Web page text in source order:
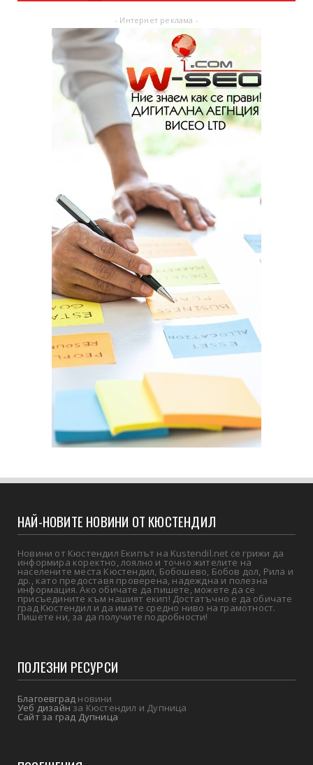
- Интернет реклама -
НАЙ-НОВИТЕ НОВИНИ ОТ КЮСТЕНДИЛ
Новини от Кюстендил Екипът на Kustendil.net се грижи да
информира коректно, лоялно и точно жителите на
населените места Кюстендил, Бобошево, Бобов дол, Рила и
др., като предоставя проверена, надеждна и полезна
информация. Ако обичате да пишете, можете да се
присъедините към нашият екип! Достатъчно е да обичате
град Кюстендил и да имате средно ниво на грамотност.
Пишете ни, за да получите подробности!
ПОЛЕЗНИ РЕСУРСИ
Благоевград новини
Уеб дизайнза Кюстендил и Дупница
Сайт за град Дупница